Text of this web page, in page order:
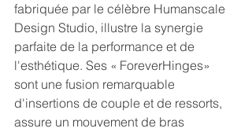
fabriquée par le célèbre Humanscale
Design Studio, illustre la synergie
parfaite de la performance et de
l'esthétique. Ses « ForeverHinges»
sont une fusion remarquable
d'insertions de couple et de ressorts,
assure un mouvement de bras